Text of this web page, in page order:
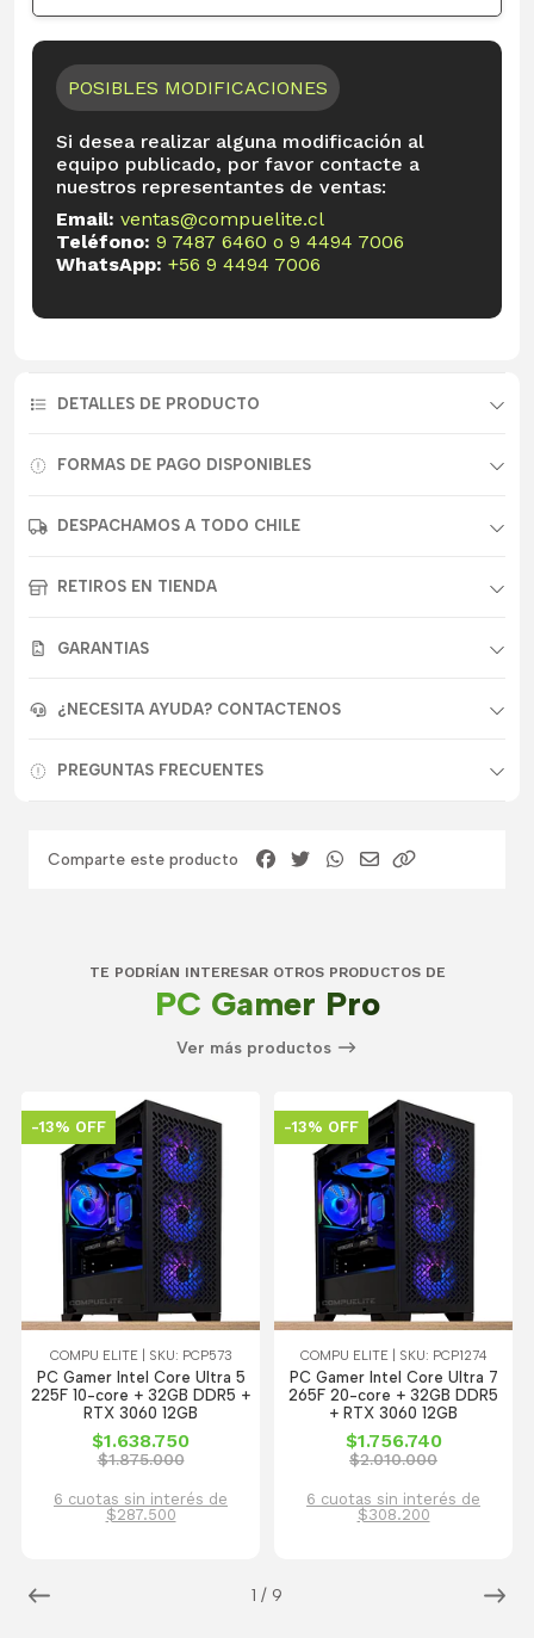
POSIBLES MODIFICACIONES
Si desea realizar alguna modificación al
equipo publicado, por favor contacte a
nuestros representantes de ventas:
Email: ventas@compuelite.cl
Teléfono: 9 7487 6460 o 9 4494 7006
WhatsApp: +56 9 4494 7006
DETALLES DE PRODUCTO
FORMAS DE PAGO DISPONIBLES
DESPACHAMOS A TODO CHILE
RETIROS EN TIENDA
GARANTIAS
¿NECESITA AYUDA? CONTACTENOS
PREGUNTAS FRECUENTES
Comparte este producto
TE PODRÍAN INTERESAR OTROS PRODUCTOS DE
PC Gamer Pro
Ver más productos
1 / 9
-13% OFF
COMPU ELITE | SKU: PCP573
PC Gamer Intel Core Ultra 5
225F 10-core + 32GB DDR5 +
RTX 3060 12GB
$1.638.750
$1.875.000
6 cuotas sin interés de
$287.500
-13% OFF
COMPU ELITE | SKU: PCP1274
PC Gamer Intel Core Ultra 7
265F 20-core + 32GB DDR5
+ RTX 3060 12GB
$1.756.740
$2.010.000
6 cuotas sin interés de
$308.200